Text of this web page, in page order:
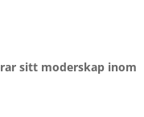
sitt moderskap inom